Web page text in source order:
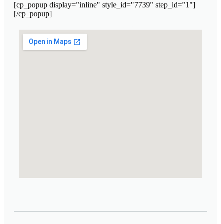
[cp_popup display="inline" style_id="7739" step_id="1"]
[/cp_popup]